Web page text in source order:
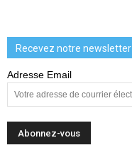
Recevez notre newsletter
Adresse Email